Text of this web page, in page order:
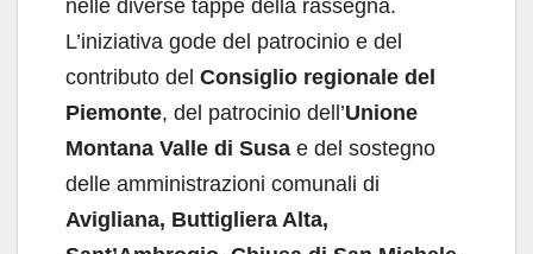
nelle diverse tappe della rassegna.
L’iniziativa gode del patrocinio e del
contributo del Consiglio regionale del
Piemonte, del patrocinio dell’Unione
Montana Valle di Susa e del sostegno
delle amministrazioni comunali di
Avigliana, Buttigliera Alta,